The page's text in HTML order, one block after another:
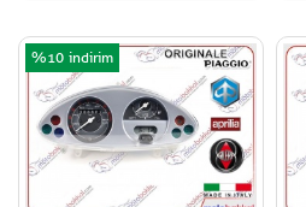
%10